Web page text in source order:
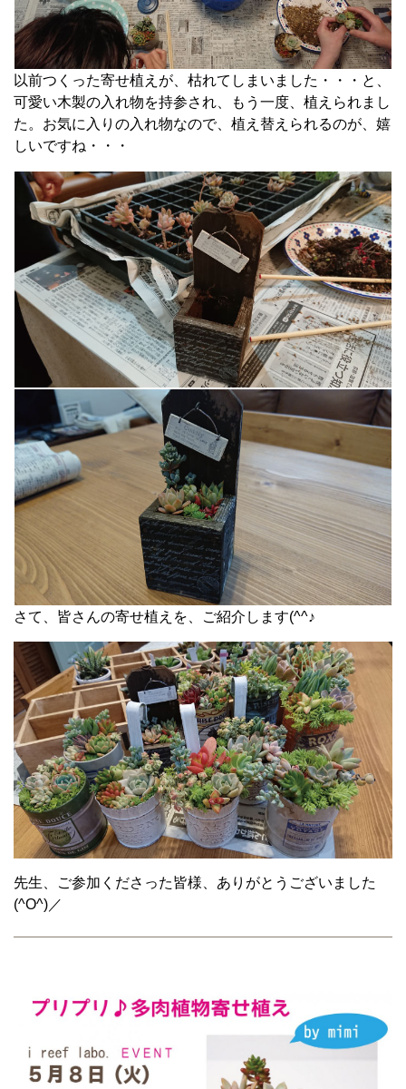
以前つくった寄せ植えが、枯れてしまいました・・・と、
可愛い木製の入れ物を持参され、もう一度、植えられまし
た。お気に入りの入れ物なので、植え替えられるのが、嬉
しいですね・・・
さて、皆さんの寄せ植えを、ご紹介します(^^♪
先生、ご参加くださった皆様、ありがとうございました
(^O^)／